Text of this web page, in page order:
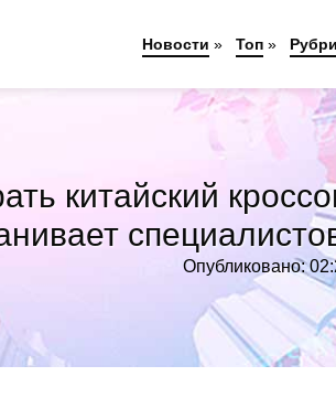
китайский
Опубликовано:
Новости » Топ »